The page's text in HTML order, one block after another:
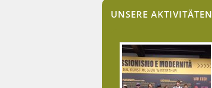
UNSERE AKTIVITÄTEN